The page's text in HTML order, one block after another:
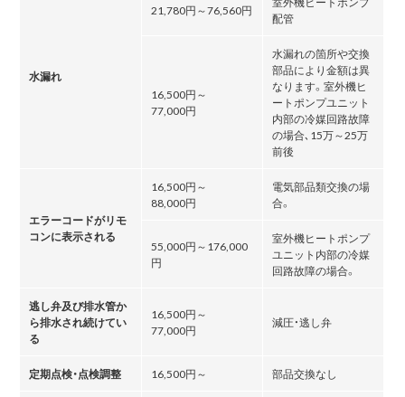
水漏れ
21,780円～76,560円
配管
16,500円～
77,000円
水漏れの箇所や交換
部品により金額は異
なります。室外機ヒ
ートポンプユニット
内部の冷媒回路故障
の場合､15万～25万
前後
エラーコードがリモ
コンに表示される
16,500円～
88,000円
電気部品類交換の場
合。
55,000円～176,000
円
室外機ヒートポンプ
ユニット内部の冷媒
回路故障の場合。
逃し弁及び排水管か
ら排水され続けてい
る
16,500円～
77,000円
減圧・逃し弁
定期点検・点検調整 16,500円～ 部品交換なし